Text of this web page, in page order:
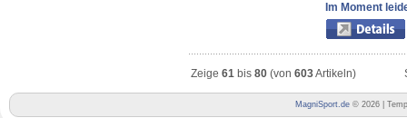
Im Moment
Zeige 61 bis 80 (von 603Artikeln)
MagniSport.de © 2026 |